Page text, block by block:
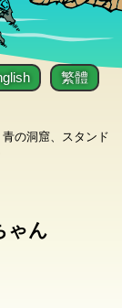
の洞窟、スタンド
繁體
ゃん